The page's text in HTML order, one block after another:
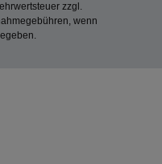
zzgl.
wenn